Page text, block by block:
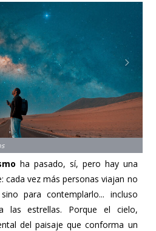
Next
ha pasado, sí, pero hay una
cada vez más personas viajan no
para contemplarlo... incluso
las estrellas. Porque el cielo,
del paisaje que conforma un